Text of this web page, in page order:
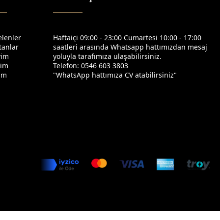
Haftaiçi 09:00 - 23:00 Cumartesi 10:00 - 17:00
saatleri arasında Whatsapp hattımızdan mesaj
yoluyla tarafımıza ulaşabilirsiniz.
Telefon: 0546 603 3803
"WhatsApp hattımıza CV atabilirsiniz"